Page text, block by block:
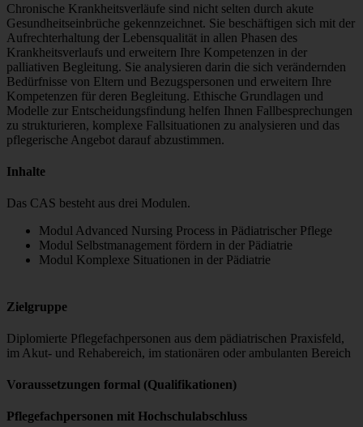
Chronische Krankheitsverläufe sind nicht selten durch akute
Gesundheitseinbrüche gekennzeichnet. Sie beschäftigen sich mit der
Aufrechterhaltung der Lebensqualität in allen Phasen des
Krankheitsverlaufs und erweitern Ihre Kompetenzen in der
palliativen Begleitung. Sie analysieren darin die sich verändernden
Bedürfnisse von Eltern und Bezugspersonen und erweitern Ihre
Kompetenzen für deren Begleitung. Ethische Grundlagen und
Modelle zur Entscheidungsfindung helfen Ihnen Fallbesprechungen
zu strukturieren, komplexe Fallsituationen zu analysieren und das
pflegerische Angebot darauf abzustimmen.
Inhalte
Das CAS besteht aus drei Modulen.
Modul Advanced Nursing Process in Pädiatrischer Pflege
Modul Selbstmanagement fördern in der Pädiatrie
Modul Komplexe Situationen in der Pädiatrie
Zielgruppe
Diplomierte Pflegefachpersonen aus dem pädiatrischen Praxisfeld,
im Akut- und Rehabereich, im stationären oder ambulanten Bereich
Voraussetzungen formal (Qualifikationen)
Pflegefachpersonen mit Hochschulabschluss